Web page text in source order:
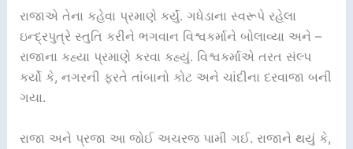
રાજાએ તેના કહેવા પ્રમાણે કર્યું. ગધેડાના સ્વરૂપે રહેલા
ઇન્દ્રપુત્રે સ્તુતિ કરીને ભગવાન વિશ્વકર્માને બોલાવ્યા અને –
રાજાના કહ્યા પ્રમાણે કરવા કહ્યું. વિશ્વકર્માએ તરત સંલ્પ
કર્યો કે, નગરની ફરતે તાંબાનો કોટ અને ચાંદીના દરવાજા બની
ગયા.
રાજા અને પ્રજા આ જોઈ અચરજ પામી ગઈ. રાજાને થયું કે,